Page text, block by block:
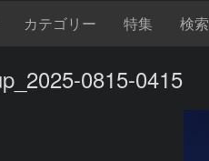
カテゴリー 特集 検索
0815-0415